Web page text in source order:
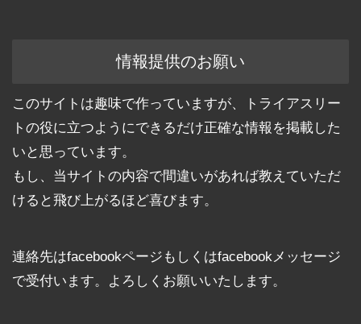
情報提供のお願い
このサイトは趣味で作っていますが、トライアスリー
トの役に立つようにできるだけ正確な情報を掲載した
いと思っています。
もし、当サイトの内容で間違いがあれば教えていただ
けると飛び上がるほど喜びます。
連絡先はfacebookページもしくはfacebookメッセージ
で受付います。よろしくお願いいたします。